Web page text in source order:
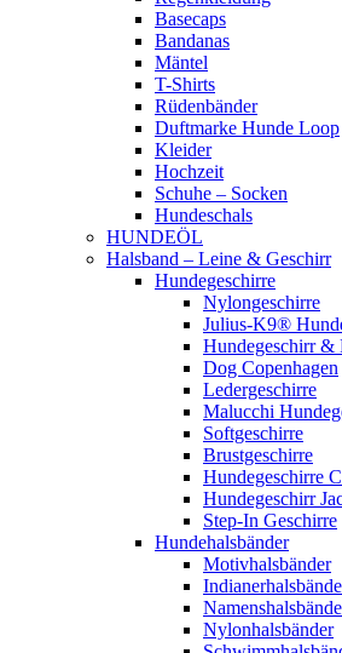
Basecaps
Bandanas
Mäntel
T-Shirts
Rüdenbänder
Duftmarke Hunde Loop
Kleider
Hochzeit
Schuhe – Socken
Hundeschals
HUNDEÖL
Halsband – Leine & Geschirr
Hundegeschirre
Nylongeschirre
Julius-K9®
Hundegeschirr &
Dog Copenhagen
Ledergeschirre
Malucchi
Softgeschirre
Brustgeschirre
Hundegeschirre
Hundegeschirr
Step-In Geschirre
Hundehalsbänder
Motivhalsbänder
Nylonhalsbänder